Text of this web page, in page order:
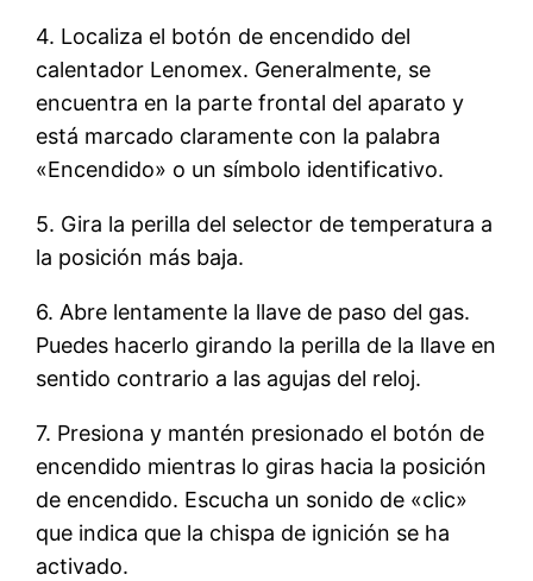
4. Localiza el botón de encendido del
calentador Lenomex. Generalmente, se
encuentra en la parte frontal del aparato y
está marcado claramente con la palabra
«Encendido» o un símbolo identificativo.
5. Gira la perilla del selector de temperatura a
la posición más baja.
6. Abre lentamente la llave de paso del gas.
Puedes hacerlo girando la perilla de la llave en
sentido contrario a las agujas del reloj.
7. Presiona y mantén presionado el botón de
encendido mientras lo giras hacia la posición
de encendido. Escucha un sonido de «clic»
que indica que la chispa de ignición se ha
activado.